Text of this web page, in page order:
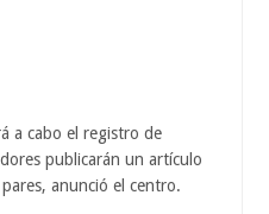
a cabo el registro de
publicarán un artículo
anunció el centro.